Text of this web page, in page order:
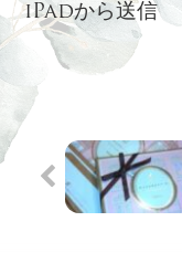
iPadから送信